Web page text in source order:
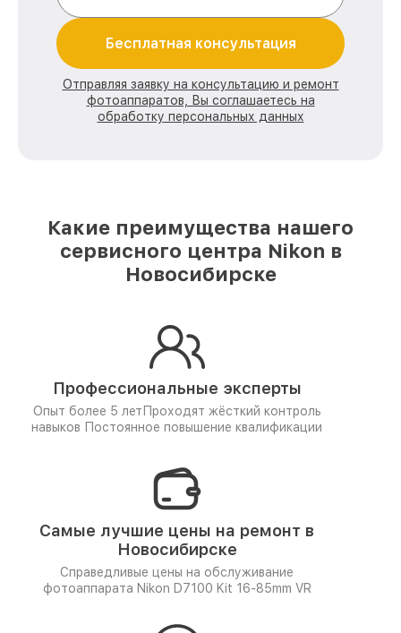
Бесплатная консультация
Отправляя заявку на консультацию и ремонт
фотоаппаратов, Вы соглашаетесь на
обработку персональных данных
Какие преимущества нашего
сервисного центра Nikon в
Новосибирске
Профессиональные эксперты
Опыт более 5 лет Проходят жёсткий контроль
навыков Постоянное повышение квалификации
Самые лучшие цены на ремонт в
Новосибирске
Справедливые цены на обслуживание
фотоаппарата Nikon D7100 Kit 16-85mm VR